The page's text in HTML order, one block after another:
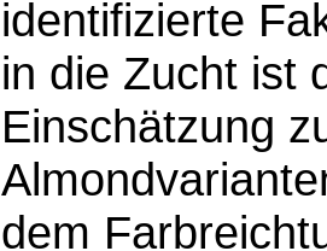
identifizierte
in die Zucht ist
Einschätzung
dem